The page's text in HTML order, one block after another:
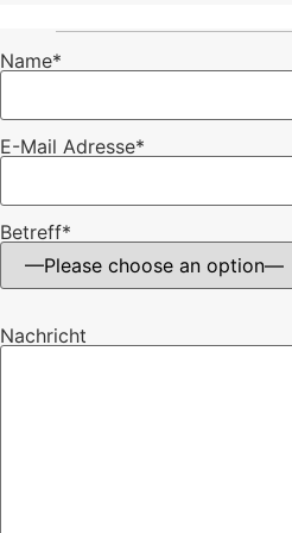
Name*
E-Mail Adresse*
Betreff*
Nachricht